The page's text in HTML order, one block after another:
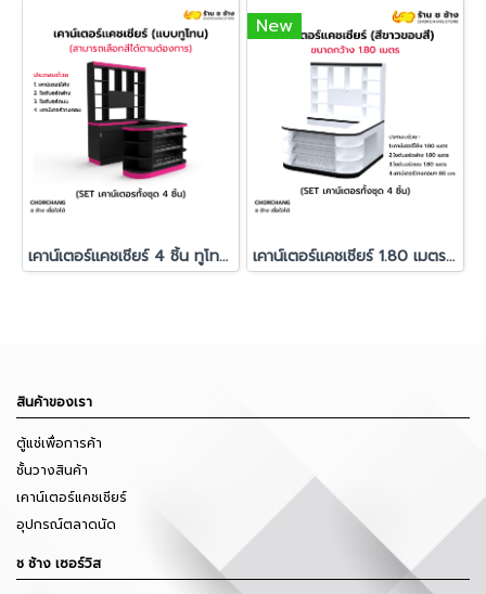
เคาน์เตอร์แคชเชียร์ 4 ชิ้น ทูโทน สั่งผลิตพิเศษ
New
เคาน์เตอร์แคชเชียร์ 1.80 เมตร สีขาวขอบสี
สินค้าของเรา
ตู้แช่เพื่อการค้า
ชั้นวางสินค้า
เคาน์เตอร์แคชเชียร์
อุปกรณ์ตลาดนัด
ช ช้าง เซอร์วิส